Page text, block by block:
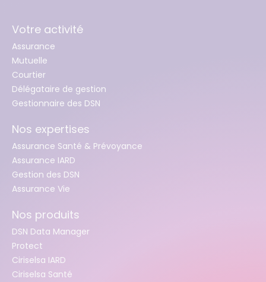
Votre activité
Assurance
Mutuelle
Courtier
Délégataire de gestion
Gestionnaire des DSN
Nos expertises
Assurance Santé & Prévoyance
Assurance IARD
Gestion des DSN
Assurance Vie
Nos produits
DSN Data Manager
Protect
Ciriselsa IARD
Ciriselsa Santé